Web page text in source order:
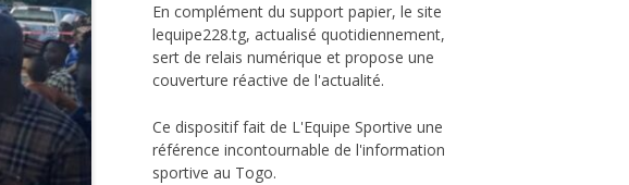
En complément du support papier, le site
lequipe228.tg, actualisé quotidiennement,
sert de relais numérique et propose une
couverture réactive de l'actualité.
Ce dispositif fait de L'Equipe Sportive une
référence incontournable de l'information
sportive au Togo.